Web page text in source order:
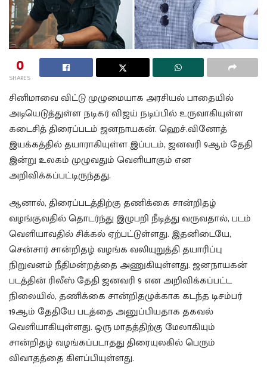
0
SHARES
சினிமாவை விட்டு முழுமையாக அரசியல் பாதையில்
அடியெடுத்துள்ள நடிகர் விஜய் நடிப்பில் உருவாகியுள்ள
கடைசித் திரைப்படம் ஜனநாயகன். ஹெச்.வினோத்
இயக்கத்தில் தயாராகியுள்ள இப்படம், ஜனவரி 9ஆம் தேதி
இன்று உலகம் முழுவதும் வெளியாகும் என
அறிவிக்கப்பட்டிருந்தது.
ஆனால், திரைப்படத்திற்கு தணிக்கை சான்றிதழ்
வழங்குவதில் தொடர்ந்து இழுபறி நீடித்து வருவதால், படம்
வெளியாவதில் சிக்கல் ஏற்பட்டுள்ளது. இதனிடையே,
சென்சார் சான்றிதழ் வழங்க வலியுறுத்தி தயாரிப்பு
நிறுவனம் நீதிமன்றத்தை அணுகியுள்ளது. ஜனநாயகன்
படத்தின் ரிலீஸ் தேதி ஜனவரி 9 என அறிவிக்கப்பட்ட
நிலையில், தணிக்கை சான்றிதழுக்காக கடந்த டிசம்பர்
19ஆம் தேதியே படத்தை அனுப்பியதாக தகவல்
வெளியாகியுள்ளது. ஒரு மாதத்திற்கு மேலாகியும்
சான்றிதழ் வழங்கப்படாதது திரையுலகில் பெரும்
விவாதத்தை கிளப்பியுள்ளது.